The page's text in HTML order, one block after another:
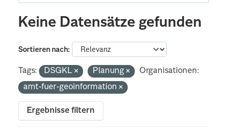
Keine Datensätze gefunden
Sortieren nach
Tags: DSGKL Planung
Organisationen:
amt-fuer-geoinformation
Ergebnisse filtern